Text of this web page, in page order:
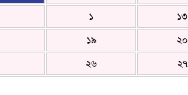
১ ১৩
১৯ ২০
২৬ ২৭